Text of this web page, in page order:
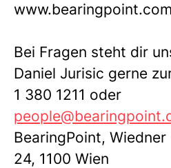
www.bearingpoint.com
Bei Fragen steht dir
Daniel Jurisic gerne
1 380 1211 oder
BearingPoint, Wiedner
24, 1100 Wien